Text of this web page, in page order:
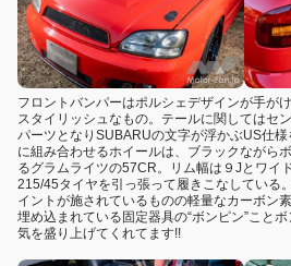
フロントバンパーはポルシェデザインが手が
スタイリッシュなもの。テールに関してはセ
パーツとなりSUBARUの文字が浮かぶUS仕
に組み合わせるホイールは、ブラックながら
るグラムライツの57CR。リム幅は９Jとワイ
215/45タイヤを引っ張って履きこなしている
イントが施されているものの軽量なカーボン
埋め込まれている固定器具の“ボンピン”こと
気を盛り上げてくれてます!!